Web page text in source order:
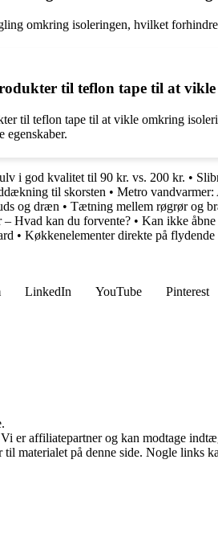
omkring isoleringen, hvilket
til teflon tape til at
til teflon tape til at vikle omkring
egenskaber.
i god kvalitet til 90 kr. vs. 200 kr. •
til skorsten • Metro
og dræn • Tætning mellem røgrør og
– Hvad kan du forvente? • Kan ikke åbne
• Køkkenelementer direkte på
LinkedIn YouTube Pinterest
er affiliatepartner og kan modtage
materialet på denne side. Nogle links